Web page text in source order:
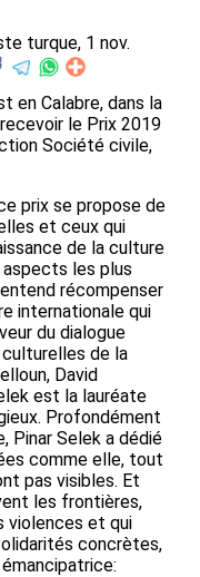
turque, 1 nov.
en Calabre, dans la
le Prix 2019
Société civile,
prix se propose de
et ceux qui
de la culture
aspects les plus
récompenser
internationale qui
du dialogue
de la
David
est la lauréate
Profondément
Pinar Selek a dédié
comme elle, tout
pas visibles. Et
les frontières,
violences et qui
concrètes,